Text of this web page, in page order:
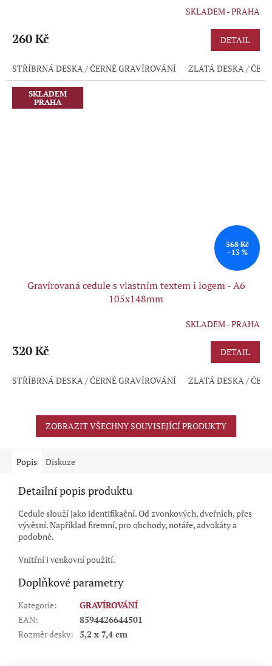
produktu
z
5
hvězdiček.
SKLADEM - PRAHA
260 Kč DETAIL
STŘÍBRNÁ DESKA / ČERNÉ GRAVÍROVÁNÍ ZLATÁ DESKA /
SKLADEM
PRAHA
368 Kč
–13 %
Gravírovaná cedule s vlastním textem i logem - A6
105x148mm
produktu
z
SKLADEM - PRAHA
320 Kč DETAIL
STŘÍBRNÁ DESKA / ČERNÉ GRAVÍROVÁNÍ ZLATÁ DESKA /
ZOBRAZIT VŠECHNY SOUVISEJÍCÍ PRODUKTY
Popis Diskuze
Detailní popis produktu
Cedule slouží jako identifikační. Od zvonkových, dveřních, přes
vývěsní. Například firemní, pro obchody, notáře, advokáty a
podobně.
Vnitřní i venkovní použití.
Doplňkové parametry
Kategorie:
GRAVÍROVÁNÍ
EAN:
8594426644501
Rozměr desky: 5,2 x 7,4 cm